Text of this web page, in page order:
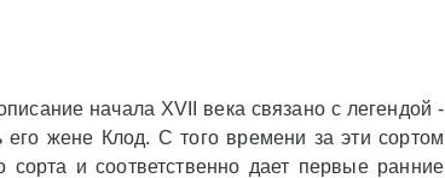
начала XVII века связано с легендой -
жене Клод. С того времени за эти сортом
сорта и соответственно дает первые ранние